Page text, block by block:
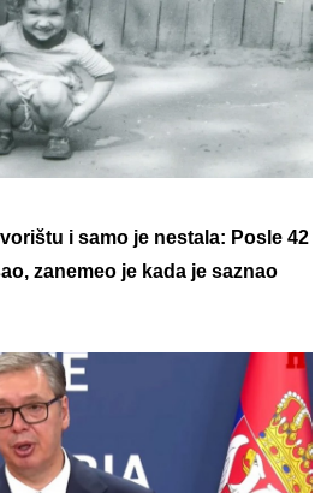
i samo je nestala: Posle 42
zanemeo je kada je saznao